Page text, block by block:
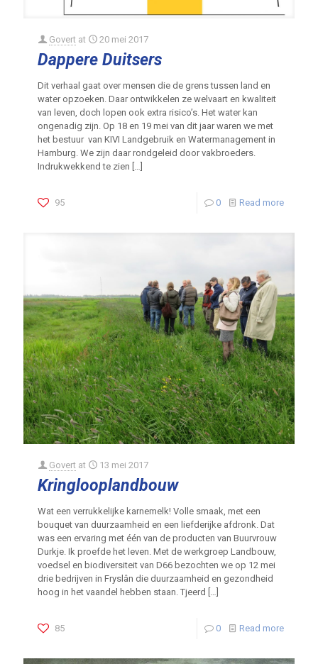
Govert at 20 mei 2017
Dappere Duitsers
Dit verhaal gaat over mensen die de grens tussen land en
water opzoeken. Daar ontwikkelen ze welvaart en kwaliteit
van leven, doch lopen ook extra risico’s. Het water kan
ongenadig zijn. Op 18 en 19 mei van dit jaar waren we met
het bestuur van KIVI Landgebruik en Watermanagement in
Hamburg. We zijn daar rondgeleid door vakbroeders.
Indrukwekkend te zien […]
95 0 Read more
Govert at 13 mei 2017
Kringlooplandbouw
Wat een verrukkelijke karnemelk! Volle smaak, met een
bouquet van duurzaamheid en een liefderijke afdronk. Dat
was een ervaring met één van de producten van Buurvrouw
Durkje. Ik proefde het leven. Met de werkgroep Landbouw,
voedsel en biodiversiteit van D66 bezochten we op 12 mei
drie bedrijven in Fryslân die duurzaamheid en gezondheid
hoog in het vaandel hebben staan. Tjeerd […]
85 0 Read more